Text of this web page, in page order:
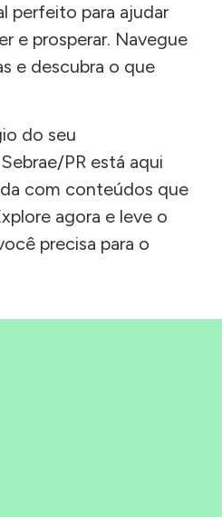
perfeito para ajudar
e prosperar. Navegue
e descubra o que
do seu
PR está aqui
com conteúdos que
agora e leve o
precisa para o